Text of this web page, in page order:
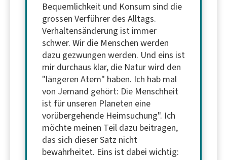
Bequemlichkeit und Konsum sind die
grossen Verführer des Alltags.
Verhaltensänderung ist immer
schwer. Wir die Menschen werden
dazu gezwungen werden. Und eins ist
mir durchaus klar, die Natur wird den
"längeren Atem" haben. Ich hab mal
von Jemand gehört: Die Menschheit
ist für unseren Planeten eine
vorübergehende Heimsuchung". Ich
möchte meinen Teil dazu beitragen,
das sich dieser Satz nicht
bewahrheitet. Eins ist dabei wichtig: